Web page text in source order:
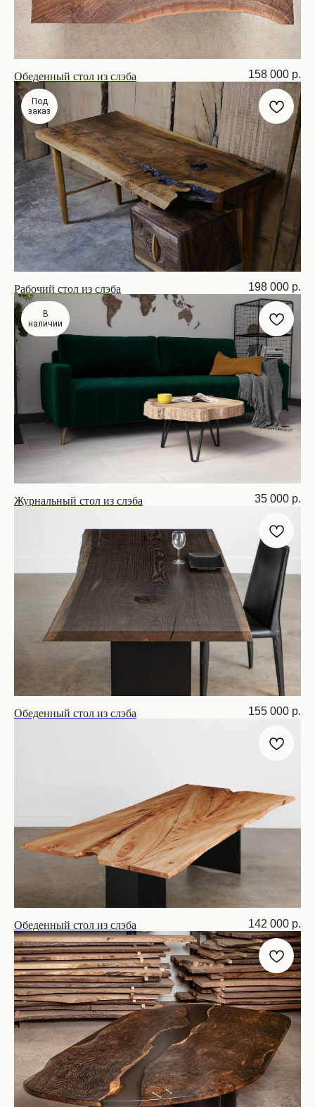
Обеденный стол из слэба
Размер: 180х80х75 см
158 000 р.
Под
заказ
Рабочий стол из слэба
Размер: 170х80х75 см
198 000 р.
В
наличии
Журнальный стол из слэба 35 000 р.
Обеденный стол из слэба 155 000 р.
Обеденный стол из слэба
Размер: 170х80х75 см
142 000 р.
Нужен другой размер, хотите другой
материал столешницы или не нашли
подходящую модель? — мы умеем делать
столы на заказ.
“Проектируя мебель, я
беру во внимание не
просто дизайн и
функционал предмета, но
и пространство, для
которого я его создаю.”